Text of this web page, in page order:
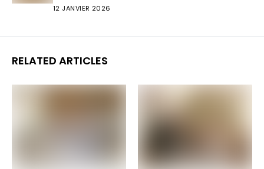
12 JANVIER 2026
RELATED ARTICLES